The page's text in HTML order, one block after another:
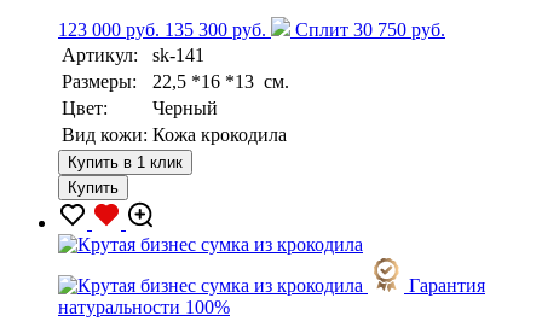
123 000 руб. 135 300 руб.
Сплит 30 750 руб.
Артикул:
sk-141
Размеры:
22,5 *16 *13 см.
Цвет:
Черный
Вид кожи: Кожа крокодила
Купить в 1 клик
Купить
Гарантия
натуральности 100%